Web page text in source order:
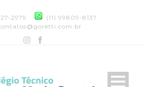
2979
(11) 99809-8137